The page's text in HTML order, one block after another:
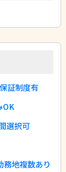
証制度有
OK
選択可
務地複数あり